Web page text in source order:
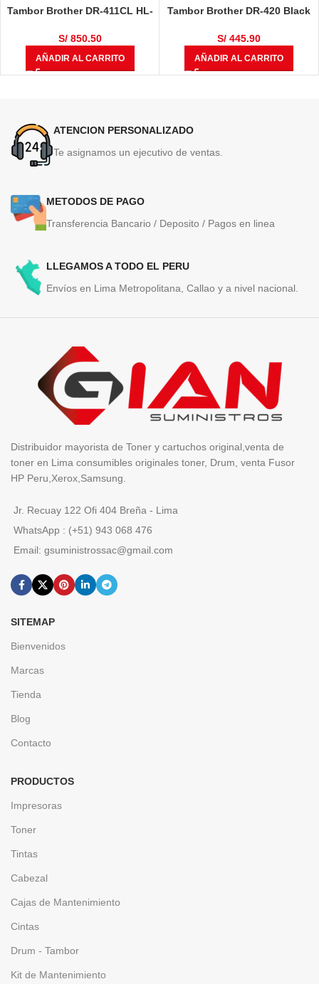
Tambor Brother DR-411CL HL-
MULTIF, MFC-L8610CDW, MFC-
L8900CDW 50,000 Páginas
S/850.50
AÑADIR AL CARRITO
Tambor Brother DR-420 Black
S/445.90
AÑADIR AL CARRITO
ATENCION PERSONALIZADO
Te asignamos un ejecutivo de ventas.
METODOS DE PAGO
Transferencia Bancario / Deposito / Pagos en linea
LLEGAMOS A TODO EL PERU
Envíos en Lima Metropolitana, Callao y a nivel nacional.
Distribuidor mayorista de Toner y cartuchos original,venta de
toner en Lima consumibles originales toner, Drum, venta Fusor
HP Peru,Xerox,Samsung.
Jr. Recuay 122 Ofi 404 Breña - Lima
WhatsApp : (+51) 943 068 476
Email: gsuministrossac@gmail.com
SITEMAP
Bienvenidos
Marcas
Tienda
Blog
Contacto
PRODUCTOS
Impresoras
Toner
Tintas
Cabezal
Cajas de Mantenimiento
Cintas
Drum - Tambor
Kit de Mantenimiento